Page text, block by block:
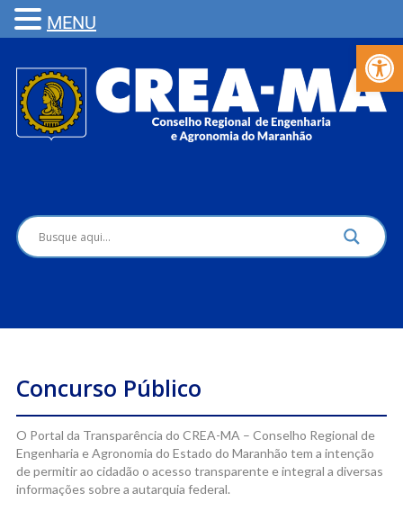
Barra de
Concurso Público
O Portal da Transparência do CREA-MA – Conselho Regional de
Engenharia e Agronomia do Estado do Maranhão tem a intenção
de permitir ao cidadão o acesso transparente e integral a diversas
informações sobre a autarquia federal.
MENU